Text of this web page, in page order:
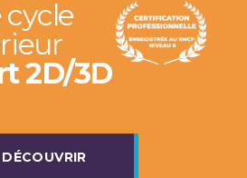
2D/3D
DÉCOUVRIR